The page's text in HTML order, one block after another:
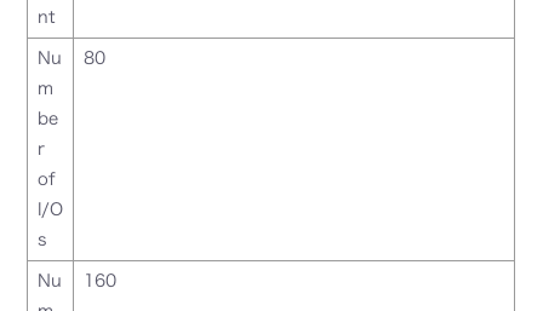
nt
Nu
m
be
r
of
I/O
s
80
Nu
160